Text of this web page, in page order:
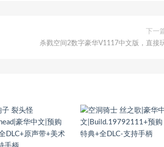
下一
杀戮空间2数字豪华V1117中文版，直接